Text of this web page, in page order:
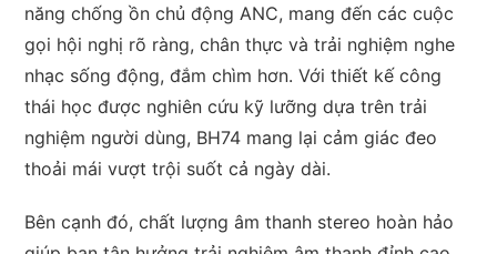
năng chống ồn chủ động ANC, mang đến các cuộc
gọi hội nghị rõ ràng, chân thực và trải nghiệm nghe
nhạc sống động, đắm chìm hơn. Với thiết kế công
thái học được nghiên cứu kỹ lưỡng dựa trên trải
nghiệm người dùng, BH74 mang lại cảm giác đeo
thoải mái vượt trội suốt cả ngày dài.
Bên cạnh đó, chất lượng âm thanh stereo hoàn hảo